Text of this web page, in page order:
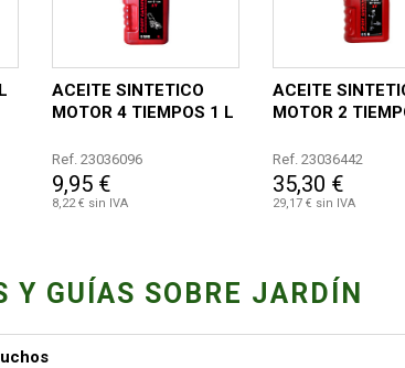
ACEITE SINTETICO
MOTOR 4 TIEMPOS 1 L
Ref. 23036096
9,95 €
8,22 € sin IVA
ACEITE
MOTOR 2
Ref. 23036442
35,30 €
29,17 € sin IVA
Y GUÍAS SOBRE JARDÍN